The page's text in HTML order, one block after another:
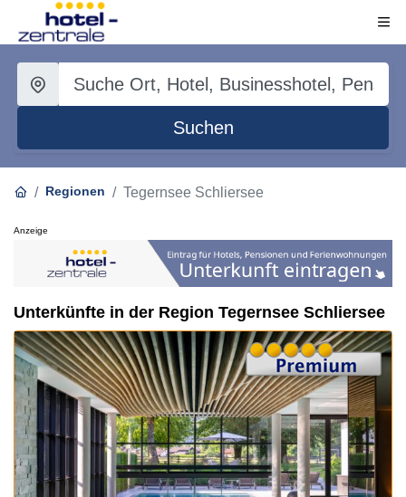
Suchen
Regionen Tegernsee Schliersee
Anzeige
Unterkünfte in der Region Tegernsee Schliersee